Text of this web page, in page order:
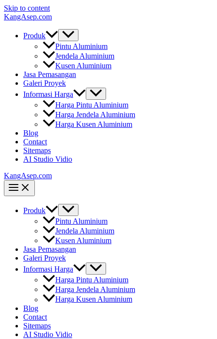
Skip to content
KangAsep.com
Produk
Pintu Aluminium
Jendela Aluminium
Kusen Aluminium
Jasa Pemasangan
Galeri Proyek
Informasi Harga
Harga Pintu Aluminium
Harga Jendela Aluminium
Harga Kusen Aluminium
Blog
Contact
Sitemaps
AI Studio Vidio
KangAsep.com
Produk
Pintu Aluminium
Jendela Aluminium
Kusen Aluminium
Jasa Pemasangan
Galeri Proyek
Informasi Harga
Harga Pintu Aluminium
Harga Jendela Aluminium
Harga Kusen Aluminium
Blog
Contact
Sitemaps
AI Studio Vidio